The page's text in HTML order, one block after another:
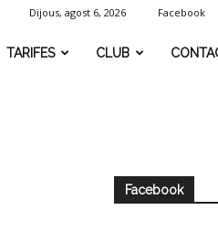
Dijous, agost 6, 2026 Facebook
TARIFES CLUB
Facebook